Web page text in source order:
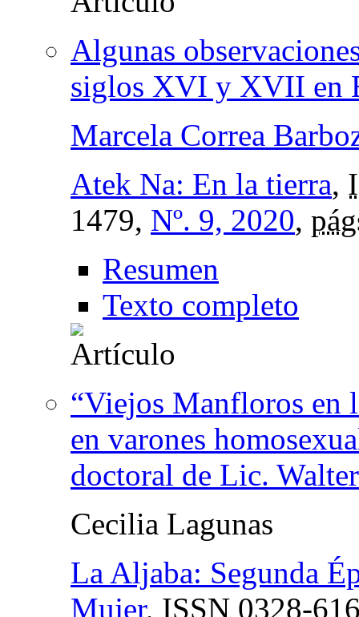
Algunas
siglos XVI y XVII en
Marcela Correa
Atek Na: En la tierra,
1479, Nº. 9, 2020,
Resumen
Texto completo
“Viejos Manfloros en
en varones
doctoral de Lic.
Cecilia Lagunas
La Aljaba: Segunda
Mujer, ISSN 0328-